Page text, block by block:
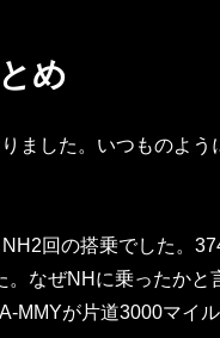
め
ました。いつものよう
回の搭乗でした。
。なぜNHに乗ったかと
MMYが片道3000マイ